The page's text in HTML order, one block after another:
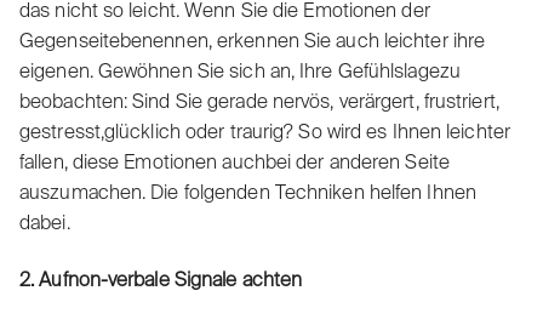
das nicht so leicht. Wenn Sie die Emotionen der
Gegenseitebenennen, erkennen Sie auch leichter ihre
eigenen. Gewöhnen Sie sich an, Ihre Gefühlslagezu
beobachten: Sind Sie gerade nervös, verärgert, frustriert,
gestresst,glücklich oder traurig? So wird es Ihnen leichter
fallen, diese Emotionen auchbei der anderen Seite
auszumachen. Die folgenden Techniken helfen Ihnen
dabei.
2. Aufnon-verbale Signale achten